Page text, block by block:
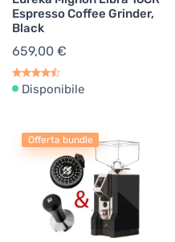
Espresso Coffee Grinder,
Black
659,00 €
Disponibile
Offerta bundle